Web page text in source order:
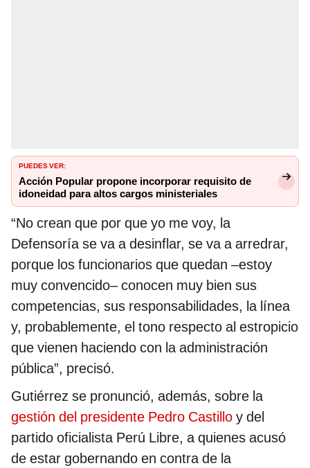
PUEDES VER:
Acción Popular propone incorporar requisito de
idoneidad para altos cargos ministeriales
“No crean que por que yo me voy, la
Defensoría se va a desinflar, se va a arredrar,
porque los funcionarios que quedan –estoy
muy convencido– conocen muy bien sus
competencias, sus responsabilidades, la línea
y, probablemente, el tono respecto al estropicio
que vienen haciendo con la administración
pública”, precisó.
Gutiérrez se pronunció, además, sobre la
gestión del presidente Pedro Castillo y del
partido oficialista Perú Libre, a quienes acusó
de estar gobernando en contra de la